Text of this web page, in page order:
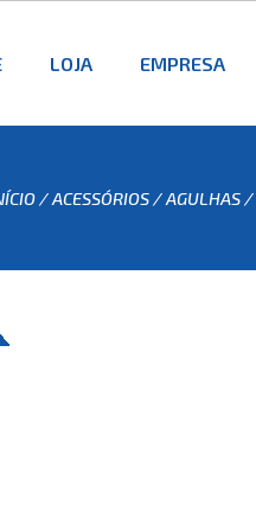
LOJA EMPRESA
/ACESSÓRIOS/AGULHAS/